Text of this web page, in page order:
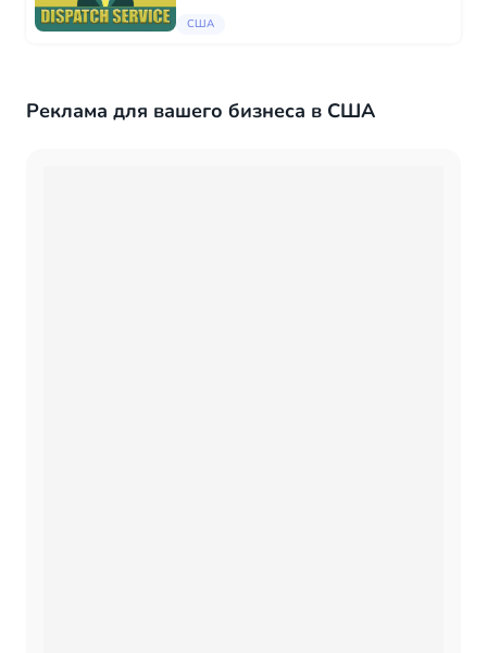
ЛОГИСТИЧЕСКИМ компаниям по всей
США
Реклама для вашего бизнеса в США